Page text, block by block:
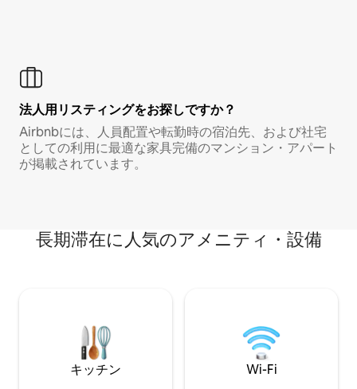
法人用リスティングをお探しですか？
Airbnbには、人員配置や転勤時の宿泊先、および社宅
としての利用に最適な家具完備のマンション・アパート
が掲載されています。
長期滞在に人気のアメニティ・設備
キッチン Wi-Fi